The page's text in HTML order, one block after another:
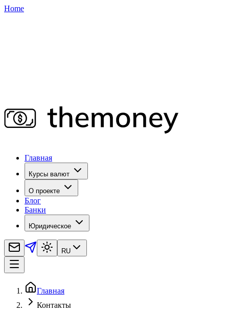
Home
Главная
Курсы валют
О проекте
Блог
Банки
Юридическое
RU
Главная
Контакты